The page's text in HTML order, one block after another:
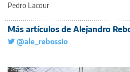
Pedro Lacour
Más artículos de Alejandro
@ale_rebossio